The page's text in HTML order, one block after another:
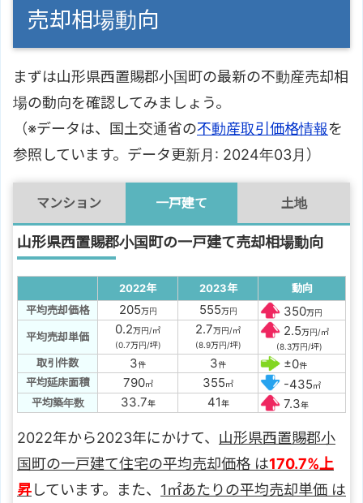
売却相場動向
まずは山形県西置賜郡小国町の最新の不動産売却相
場の動向を確認してみましょう。
（※データは、国土交通省の不動産取引価格情報を
参照しています。データ更新月: 2024年03月）
マンション 一戸建て 土地
山形県西置賜郡小国町の一戸建て売却相場動向
2022年 2023年
動向
平均売却価格
205万円 555万円 350万円
平均売却単価 0.2万円/㎡
(0.7万円/坪)
2.7万円/㎡
(8.9万円/坪)
2.5万円/㎡
(8.3万円/坪)
取引件数 3件 3件 ±0件
平均延床面積 790㎡ 355㎡ -435㎡
平均築年数 33.7年 41年 7.3年
2022年から2023年にかけて、 山形県西置賜郡小
国町の一戸建て住宅の平均売却価格 は170.7%上
昇しています。また、 1㎡あたりの平均売却単価 は